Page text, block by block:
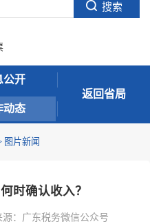
公开
动态
返回省局
图片新闻
时确认收入？
： 广东税务微信公众号